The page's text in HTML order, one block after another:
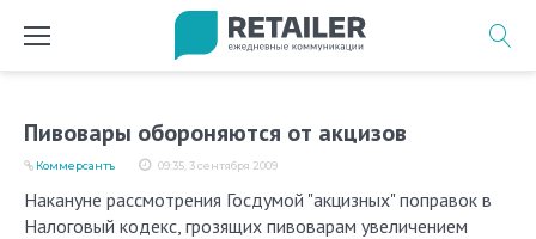
Пивовары обороняются от акцизов
09:35, 3 сентября 2009
Коммерсантъ
Накануне рассмотрения Госдумой "акцизных" поправок в
Налоговый кодекс, грозящих пивоварам увеличением